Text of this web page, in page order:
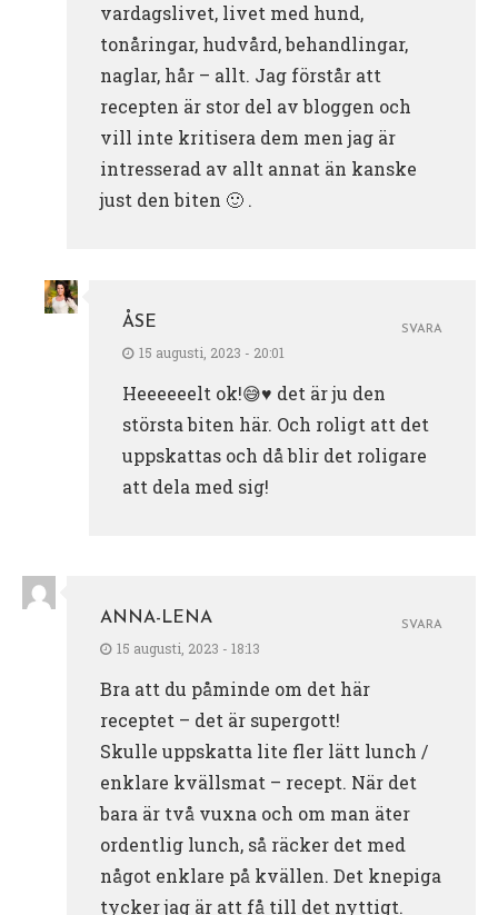
vardagslivet, livet med hund,
tonåringar, hudvård, behandlingar,
naglar, hår – allt. Jag förstår att
recepten är stor del av bloggen och
vill inte kritisera dem men jag är
intresserad av allt annat än kanske
just den biten 🙂 .
ÅSE
15 augusti, 2023 - 20:01
Heeeeeelt ok!😅♥️ det är ju den
största biten här. Och roligt att det
uppskattas och då blir det roligare
att dela med sig!
SVARA
ANNA-LENA
15 augusti, 2023 - 18:13
Bra att du påminde om det här
receptet – det är supergott!
Skulle uppskatta lite fler lätt lunch /
enklare kvällsmat – recept. När det
bara är två vuxna och om man äter
ordentlig lunch, så räcker det med
något enklare på kvällen. Det knepiga
tycker jag är att få till det nyttigt.
SVARA